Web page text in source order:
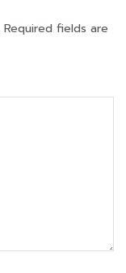
Required fields are